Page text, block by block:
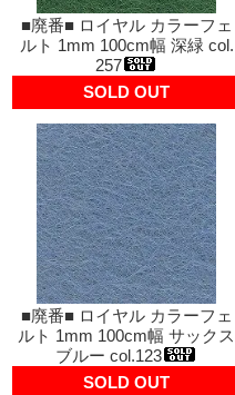
■廃番■ ロイヤル カラーフェ
ルト 1mm 100cm幅 深緑 col.
257
SOLD OUT
■廃番■ ロイヤル カラーフェ
ルト 1mm 100cm幅 サックス
ブルー col.123
SOLD OUT